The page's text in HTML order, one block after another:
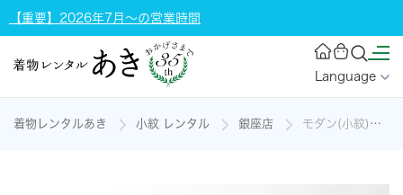
【重要】2026年7月～の営業時間
Language
着物レンタルあき 小紋 レンタル 銀座店 モダン(小紋)の着物レンタル